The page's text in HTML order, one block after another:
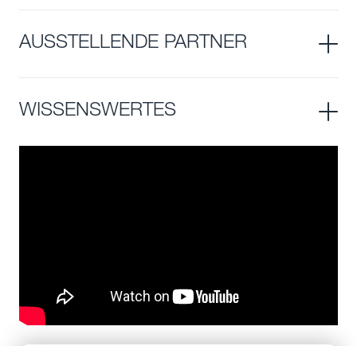
AUSSTELLENDE PARTNER
WISSENSWERTES